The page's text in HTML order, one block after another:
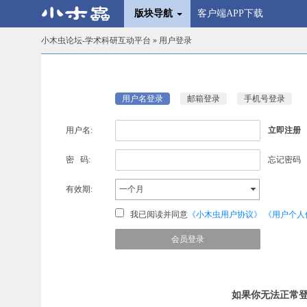
版块导航 客户端APP下载
小木虫论坛-学术科研互动平台 » 用户登录
用户名登录 邮箱登录 手机号登录
用户名: 立即注册
密 码: 忘记密码
有效期: 一个月
我已阅读并同意《小木虫用户协议》 《用户个
如果你无法正常